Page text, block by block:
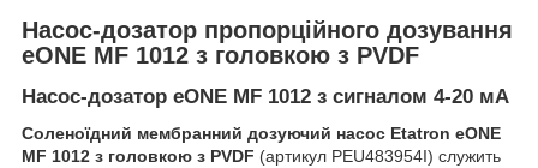
Насос-дозатор пропорційного дозування
eONE MF 1012 з головкою з PVDF
Насос-дозатор eONE MF 1012 з сигналом 4-20 мА
Соленоїдний мембранний дозуючий насос Etatron eONE
MF 1012 з головкою з PVDF (артикул PEU483954I) служить